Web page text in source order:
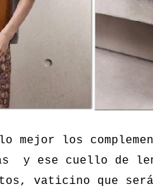
mejor los
y ese cuello de
vaticino que